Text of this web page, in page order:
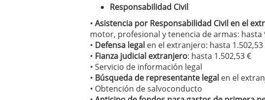
Responsabilidad Civil
• Asistencia por Responsabilidad Civil en el
motor, profesional y tenencia de armas: hasta
• Defensa legal en el extranjero: hasta 1.502,53
• Fianza judicial extranjero: hasta 1.502,53 €
• Servicio de información legal
• Búsqueda de representante legal en el
• Obtención de salvoconducto